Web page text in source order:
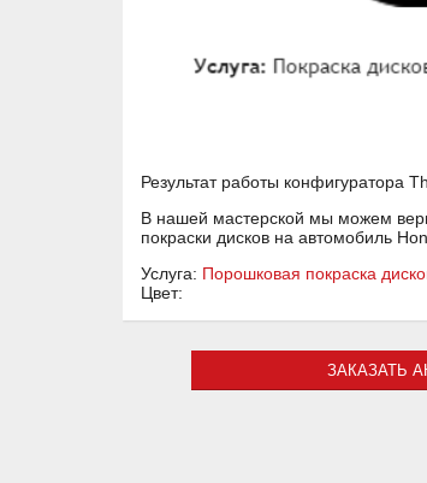
Результат работы конфигуратора
В нашей мастерской мы можем
покраски дисков на автомобиль
Услуга: Порошковая покраска
Цвет:
ЗАКАЗАТЬ